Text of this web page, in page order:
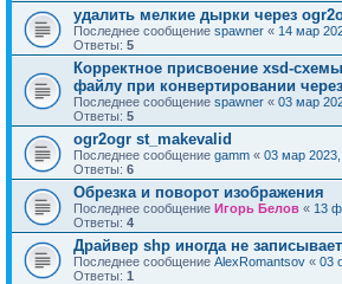
удалить мелкие дырки через
Последнее сообщение spawner « 14 мар
Ответы: 5
Корректное присвоение xsd-
файлу при конвертировании
Последнее сообщение spawner « 03 мар
Ответы: 5
ogr2ogr st_makevalid
Последнее сообщение gamm « 03 мар
Ответы: 6
Обрезка и поворот изображения
Последнее сообщение Игорь Белов « 13
Ответы: 4
Драйвер shp иногда не
Последнее сообщение AlexRomantsov « 03
Ответы: 1